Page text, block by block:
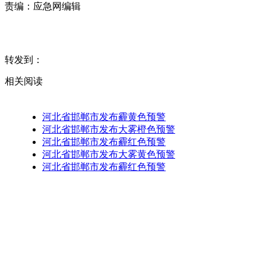
责编： 应急网编辑
转发到：
相关阅读
河北省邯郸市发布霾黄色预警
河北省邯郸市发布大雾橙色预警
河北省邯郸市发布霾红色预警
河北省邯郸市发布大雾黄色预警
河北省邯郸市发布霾红色预警